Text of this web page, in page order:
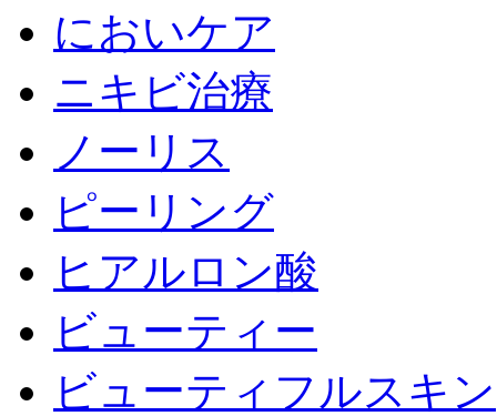
においケア
ニキビ治療
ノーリス
ピーリング
ヒアルロン酸
ビューティー
ビューティフルスキン